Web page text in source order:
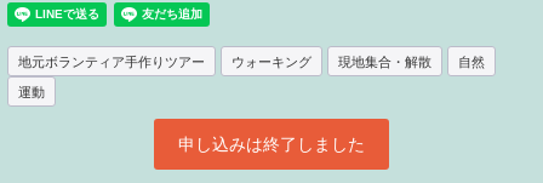
地元ボランティア手作りツアー ウォーキング 現地集合・解散 自然
運動
申し込みは終了しました